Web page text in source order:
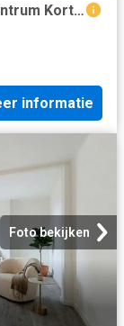
Cosy 1 slaapkamer appartement in centrum Kortrijk
informatie
Foto bekijken